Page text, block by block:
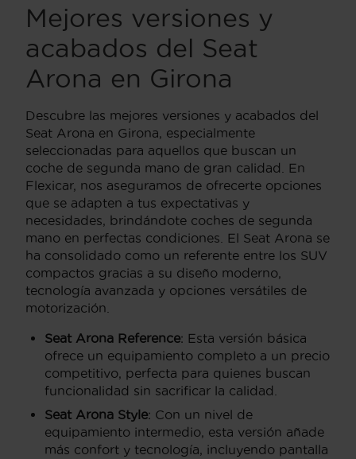
Mejores versiones y
acabados del Seat
Arona en Girona
Descubre las mejores versiones y acabados del
Seat Arona en Girona, especialmente
seleccionadas para aquellos que buscan un
coche de segunda mano de gran calidad. En
Flexicar, nos aseguramos de ofrecerte opciones
que se adapten a tus expectativas y
necesidades, brindándote coches de segunda
mano en perfectas condiciones. El Seat Arona se
ha consolidado como un referente entre los SUV
compactos gracias a su diseño moderno,
tecnología avanzada y opciones versátiles de
motorización.
Seat Arona Reference: Esta versión básica
ofrece un equipamiento completo a un precio
competitivo, perfecta para quienes buscan
funcionalidad sin sacrificar la calidad.
Seat Arona Style: Con un nivel de
equipamiento intermedio, esta versión añade
más confort y tecnología, incluyendo pantalla